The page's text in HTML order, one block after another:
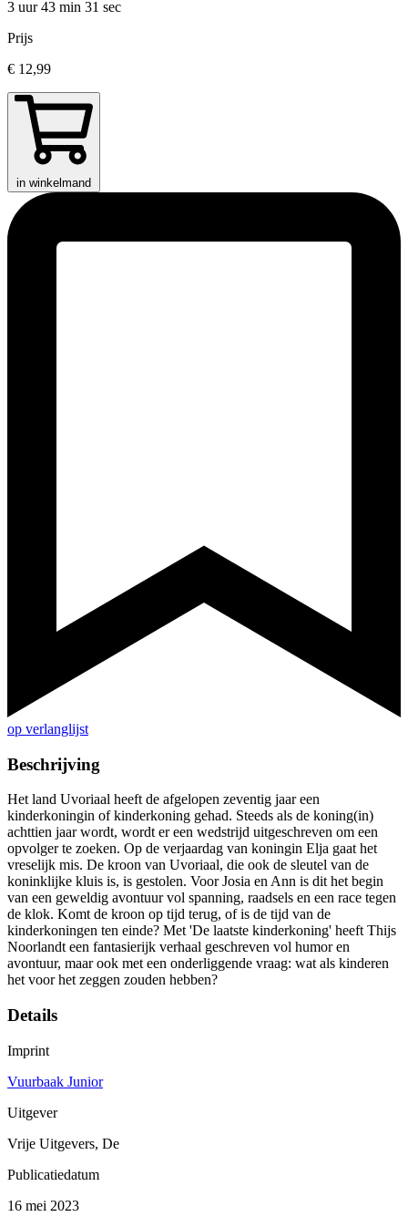
3 uur 43 min 31 sec
Prijs
€ 12,99
in winkelmand
op verlanglijst
Beschrijving
Het land Uvoriaal heeft de afgelopen zeventig jaar een
kinderkoningin of kinderkoning gehad. Steeds als de koning(in)
achttien jaar wordt, wordt er een wedstrijd uitgeschreven om een
opvolger te zoeken. Op de verjaardag van koningin Elja gaat het
vreselijk mis. De kroon van Uvoriaal, die ook de sleutel van de
koninklijke kluis is, is gestolen. Voor Josia en Ann is dit het begin
van een geweldig avontuur vol spanning, raadsels en een race tegen
de klok. Komt de kroon op tijd terug, of is de tijd van de
kinderkoningen ten einde? Met 'De laatste kinderkoning' heeft Thijs
Noorlandt een fantasierijk verhaal geschreven vol humor en
avontuur, maar ook met een onderliggende vraag: wat als kinderen
het voor het zeggen zouden hebben?
Details
Imprint
Vuurbaak Junior
Uitgever
Vrije Uitgevers, De
Publicatiedatum
16 mei 2023